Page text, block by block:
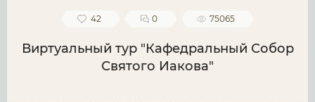
42 0 75065
Виртуальный тур "Кафедральный Собор
Святого Иакова"